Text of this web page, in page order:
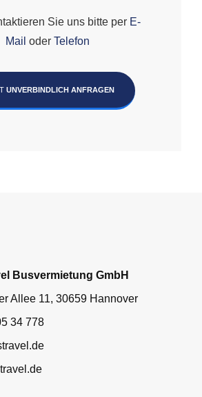
Sie uns bitte per E-
Mail oder Telefon
UNVERBINDLICH ANFRAGEN
Busvermietung GmbH
Allee 11, 30659 Hannover
34 778